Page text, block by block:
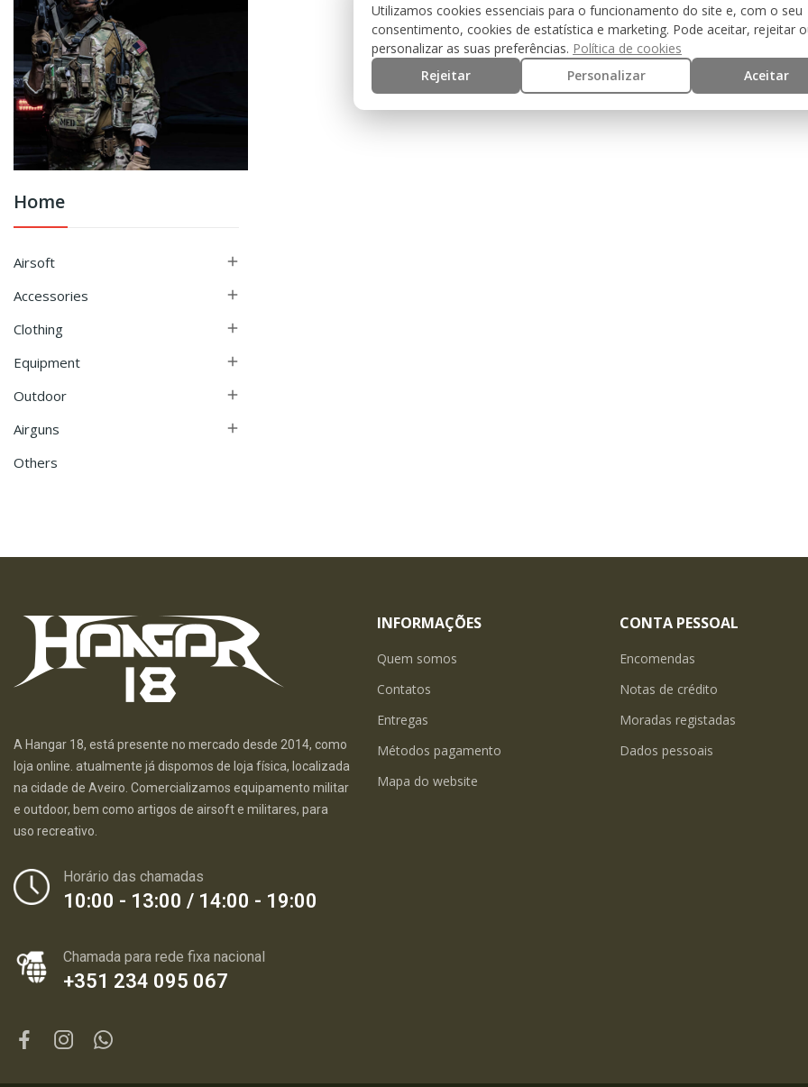
Home
Airsoft 
Accessories 
Clothing 
Equipment 
Outdoor 
Airguns 
Others
A Hangar 18, está presente no mercado desde 2014, como
loja online. atualmente já dispomos de loja física, localizada
na cidade de Aveiro. Comercializamos equipamento militar
e outdoor, bem como artigos de airsoft e militares, para
uso recreativo.
Horário das chamadas
10:00 - 13:00 / 14:00 - 19:00
Chamada para rede fixa nacional
+351 234 095 067
INFORMAÇÕES
Quem somos
Contatos
Entregas
Métodos pagamento
Mapa do website
CONTA PESSOAL
Encomendas
Notas de crédito
Moradas registadas
Dados pessoais
Utilizamos cookies essenciais para o funcionamento do site e, com o seu
consentimento, cookies de estatística e marketing. Pode aceitar, rejeitar
personalizar as suas preferências. Política de cookies
Rejeitar
Personalizar Aceitar